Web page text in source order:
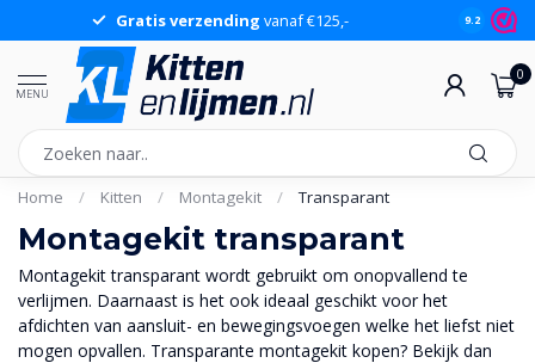
Gratis verzending vanaf €125,- 9.2
MENU
0
Home / Kitten / Montagekit / Transparant
Montagekit transparant
Montagekit transparant wordt gebruikt om onopvallend te
verlijmen. Daarnaast is het ook ideaal geschikt voor het
afdichten van aansluit- en bewegingsvoegen welke het liefst niet
mogen opvallen. Transparante montagekit kopen? Bekijk dan